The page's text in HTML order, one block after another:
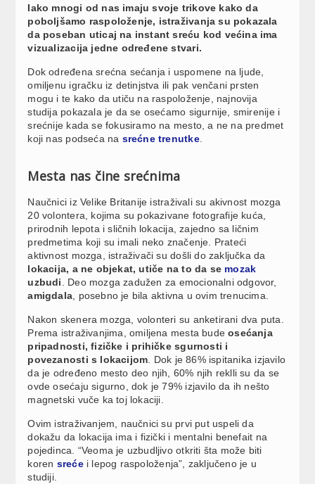
Iako mnogi od nas imaju svoje trikove kako da
poboljšamo raspoloženje, istraživanja su pokazala
da poseban uticaj na instant sreću kod većina ima
vizualizacija jedne određene stvari.
Dok određena srećna sećanja i uspomene na ljude,
omiljenu igračku iz detinjstva ili pak venčani prsten
mogu i te kako da utiču na raspoloženje, najnovija
studija pokazala je da se osećamo sigurnije, smirenije i
srećnije kada se fokusiramo na mesto, a ne na predmet
koji nas podseća na srećne trenutke.
Mesta nas čine srećnima
Naučnici iz Velike Britanije istraživali su akivnost mozga
20 volontera, kojima su pokazivane fotografije kuća,
prirodnih lepota i sličnih lokacija, zajedno sa ličnim
predmetima koji su imali neko značenje. Prateći
aktivnost mozga, istraživači su došli do zaključka da
lokacija, a ne objekat, utiče na to da se mozak
uzbudi
. Deo mozga zadužen za emocionalni odgovor,
amigdala , posebno je bila aktivna u ovim trenucima.
Nakon skenera mozga, volonteri su anketirani dva puta.
Prema istraživanjima, omiljena mesta budeosećanja
pripadnosti, fizičke i prihičke sgurnosti i
povezanosti s lokacijom . Dok je 86% ispitanika izjavilo
da je određeno mesto deo njih, 60% njih reklli su da se
ovde osećaju sigurno, dok je 79% izjavilo da ih nešto
magnetski vuče ka toj lokaciji.
Ovim istraživanjem, naučnici su prvi put uspeli da
dokažu da lokacija ima i fizički i mentalni benefait na
pojedinca. “Veoma je uzbudljivo otkriti šta može biti
koren srećei lepog raspoloženja”, zaključeno je u
studiji.